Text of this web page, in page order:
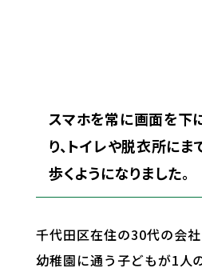
スマホを常に画面を下
り、トイレや脱衣所に
歩くようになりました。
千代田区在住の30代の会
幼稚園に通う子どもが1人